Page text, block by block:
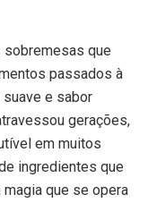
que
passados à
suave e sabor
gerações,
em muitos
ingredientes que
que se opera